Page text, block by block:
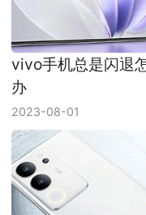
vivo手机总是闪退
办
2023-08-01